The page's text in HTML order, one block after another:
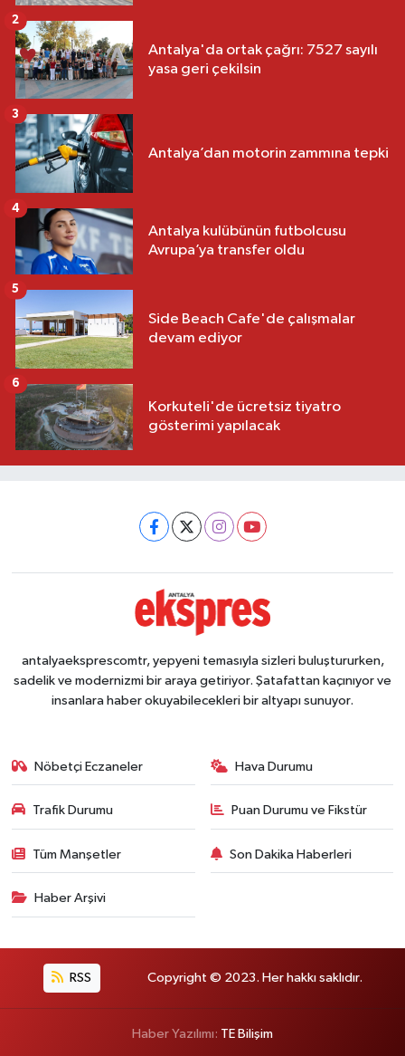
Antalya'da ortak çağrı: 7527 sayılı
yasa geri çekilsin
2
Antalya’dan motorin zammına tepki
3
Antalya kulübünün futbolcusu
Avrupa’ya transfer oldu
4
Side Beach Cafe'de çalışmalar
devam ediyor
5
Korkuteli'de ücretsiz tiyatro
gösterimi yapılacak
6
antalyaeksprescomtr, yepyeni temasıyla sizleri buluştururken,
sadelik ve modernizmi bir araya getiriyor. Şatafattan kaçınıyor ve
insanlara haber okuyabilecekleri bir altyapı sunuyor.
Nöbetçi Eczaneler Hava Durumu
Trafik Durumu Puan Durumu ve Fikstür
Tüm Manşetler Son Dakika Haberleri
Haber Arşivi
RSS Copyright © 2023. Her hakkı saklıdır.
Haber Yazılımı: TE Bilişim